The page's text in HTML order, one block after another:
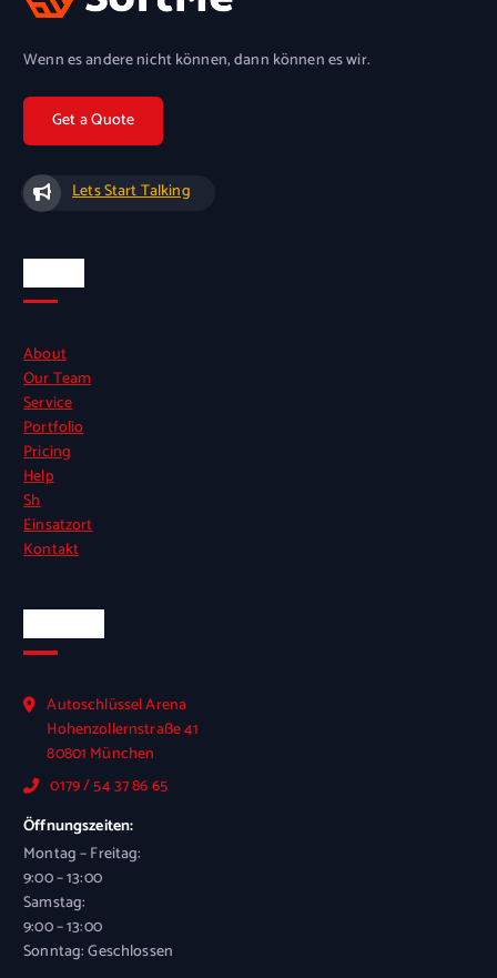
Wenn es andere nicht können, dann können es wir.
Lets Start Talking
About
Our Team
Service
Portfolio
Pricing
Help
Sh
Einsatzort
Kontakt
Autoschlüssel Arena
Hohenzollernstraße 41
80801 München
0179 / 54 37 86 65
Öffnungszeiten:
Montag – Freitag:
9:00 – 13:00
Samstag:
9:00 – 13:00
Sonntag: Geschlossen